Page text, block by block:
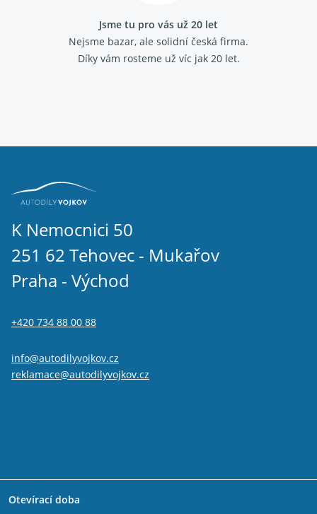
Jsme tu pro vás už 20 let
Nejsme bazar, ale solidní česká firma.
Díky vám rosteme už víc jak 20 let.
K Nemocnici 50
251 62 Tehovec - Mukařov
Praha - Východ
+420 734 88 00 88
info@autodilyvojkov.cz
reklamace@autodilyvojkov.cz
Otevírací doba